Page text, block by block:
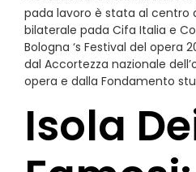
pada lavoro è stata al centro
bilaterale pada Cifa Italia e
Bologna ‘s Festival del opera
dal Accortezza nazionale
opera e dalla Fondamento
Isola